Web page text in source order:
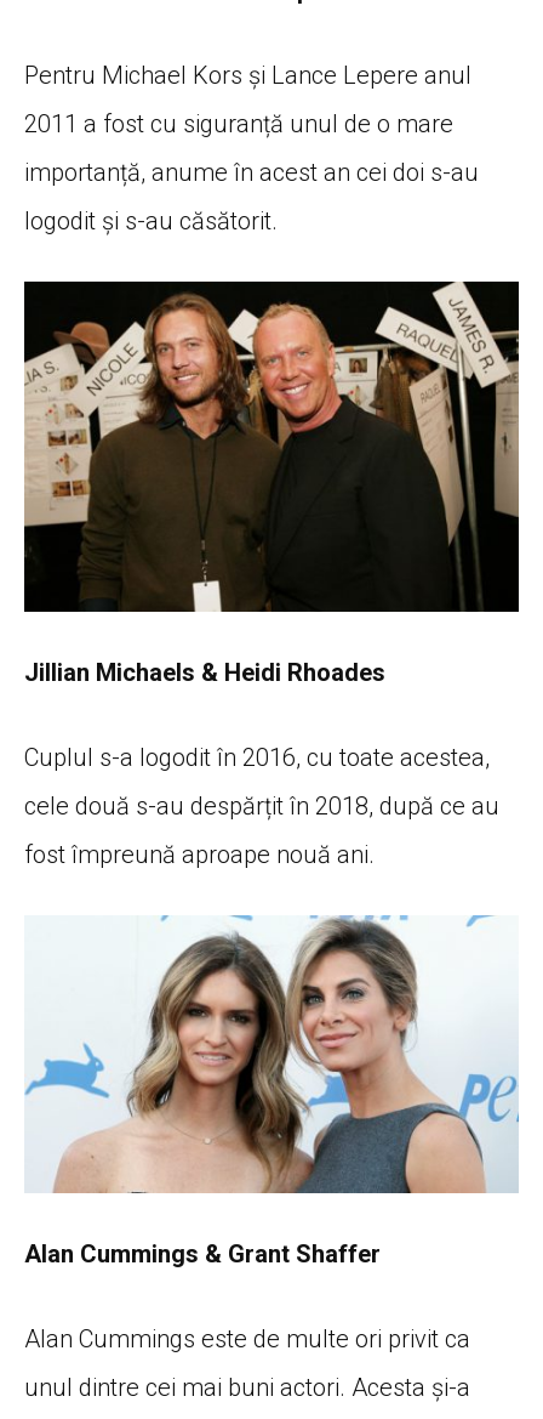
Pentru Michael Kors și Lance Lepere anul
2011 a fost cu siguranță unul de o mare
importanță, anume în acest an cei doi s-au
logodit și s-au căsătorit.
Jillian Michaels & Heidi Rhoades
Cuplul s-a logodit în 2016, cu toate acestea,
cele două s-au despărțit în 2018, după ce au
fost împreună aproape nouă ani.
Alan Cummings & Grant Shaffer
Alan Cummings este de multe ori privit ca
unul dintre cei mai buni actori. Acesta și-a